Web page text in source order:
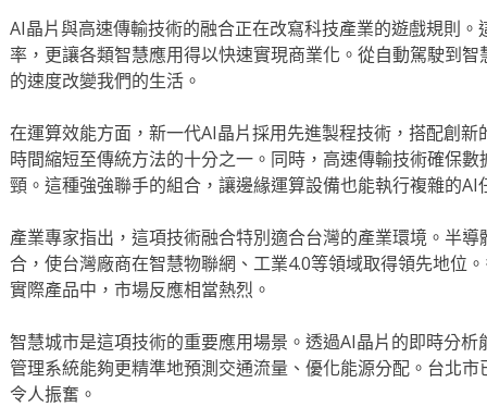
AI晶片與高速傳輸技術的融合正在改寫科技產業的遊戲規則
率，更讓各類智慧應用得以快速實現商業化。從自動駕駛到
的速度改變我們的生活。
在運算效能方面，新一代AI晶片採用先進製程技術，搭配創
時間縮短至傳統方法的十分之一。同時，高速傳輸技術確保
頸。這種強強聯手的組合，讓邊緣運算設備也能執行複雜的AI
產業專家指出，這項技術融合特別適合台灣的產業環境。半
合，使台灣廠商在智慧物聯網、工業4.0等領域取得領先地位
實際產品中，市場反應相當熱烈。
智慧城市是這項技術的重要應用場景。透過AI晶片的即時分
管理系統能夠更精準地預測交通流量、優化能源分配。台北
令人振奮。